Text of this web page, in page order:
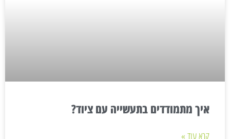
איך מתמודדים בתעשייה עם ציוד?
קרא עוד »